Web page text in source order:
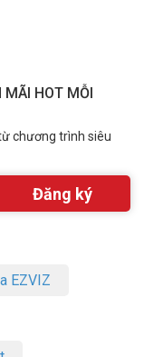
MÃI HOT MỖI
chương trình siêu
EZVIZ